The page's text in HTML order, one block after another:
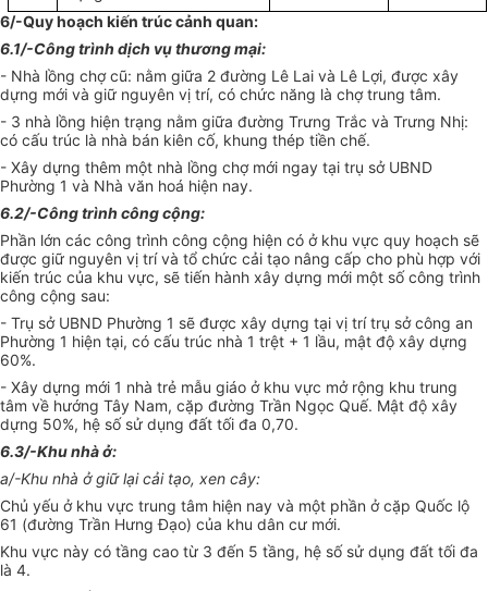
6/-Quy hoạch kiến trúc cảnh quan:
6.1/-Công trình dịch vụ thương mại:
- Nhà lồng chợ cũ: nằm giữa 2 đường Lê Lai và Lê Lợi, được xây
dựng mới và giữ nguyên vị trí, có chức năng là chợ trung tâm.
- 3 nhà lồng hiện trạng nằm giữa đường Trưng Trắc và Trưng Nhị:
có cấu trúc là nhà bán kiên cố, khung thép tiền chế.
- Xây dựng thêm một nhà lồng chợ mới ngay tại trụ sở UBND
Phường 1 và Nhà văn hoá hiện nay.
6.2/-Công trình công cộng:
Phần lớn các công trình công cộng hiện có ở khu vực quy hoạch sẽ
được giữ nguyên vị trí và tổ chức cải tạo nâng cấp cho phù hợp với
kiến trúc của khu vực, sẽ tiến hành xây dựng mới một số công trình
công cộng sau:
- Trụ sở UBND Phường 1 sẽ được xây dựng tại vị trí trụ sở công an
Phường 1 hiện tại, có cấu trúc nhà 1 trệt + 1 lầu, mật độ xây dựng
60%.
- Xây dựng mới 1 nhà trẻ mẫu giáo ở khu vực mở rộng khu trung
tâm về hướng Tây Nam, cặp đường Trần Ngọc Quế. Mật độ xây
dựng 50%, hệ số sử dụng đất tối đa 0,70.
6.3/-Khu nhà ở:
a/-Khu nhà ở giữ lại cải tạo, xen cây:
Chủ yếu ở khu vực trung tâm hiện nay và một phần ở cặp Quốc lộ
61 (đường Trần Hưng Đạo) của khu dân cư mới.
Khu vực này có tầng cao từ 3 đến 5 tầng, hệ số sử dụng đất tối đa
là 4.